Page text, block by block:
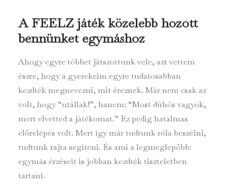
A FEELZ játék közelebb hozott
bennünket egymáshoz
Ahogy egyre többet játszottunk vele, azt vettem
észre, hogy a gyerekeim egyre tudatosabban
kezdték megnevezni, mit éreznek. Már nem csak az
volt, hogy “utállak!”, hanem: “Most dühös vagyok,
mert elvetted a játékomat.” Ez pedig hatalmas
előrelépés volt. Mert így már tudtunk róla beszélni,
tudtunk rajta segíteni. És ami a legmeglepőbb:
egymás érzéseit is jobban kezdték tiszteletben
tartani.